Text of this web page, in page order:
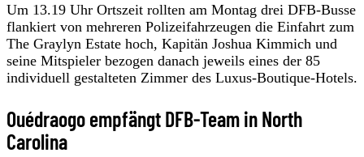
Um 13.19 Uhr Ortszeit rollten am Montag drei DFB-Busse
flankiert von mehreren Polizeifahrzeugen die Einfahrt zum
The Graylyn Estate hoch, Kapitän Joshua Kimmich und
seine Mitspieler bezogen danach jeweils eines der 85
individuell gestalteten Zimmer des Luxus-Boutique-Hotels.
Ouédraogo empfängt DFB-Team in North
Carolina